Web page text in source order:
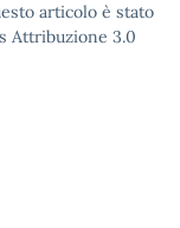
articolo è stato
Attribuzione 3.0